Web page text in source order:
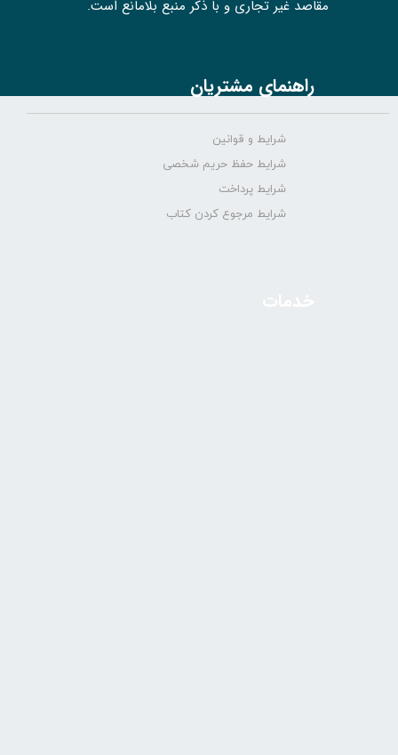
مقاصد غیر تجاری و با ذکر منبع بلامانع است.
راهنمای مشتریان
شرایط و قوانین
شرایط حفظ حریم شخصی
شرایط پرداخت
شرایط مرجوع کردن کتاب